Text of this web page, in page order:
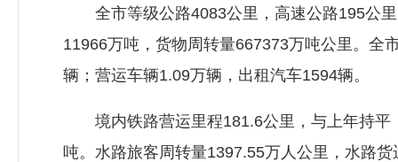
全市等级公路4083公里，高速公路195公里
11966万吨，货物周转量667373万吨公里。全
辆；营运车辆1.09万辆，出租汽车1594辆。
境内铁路营运里程181.6公里，与上年持平
吨。水路旅客周转量1397.55万人公里，水路